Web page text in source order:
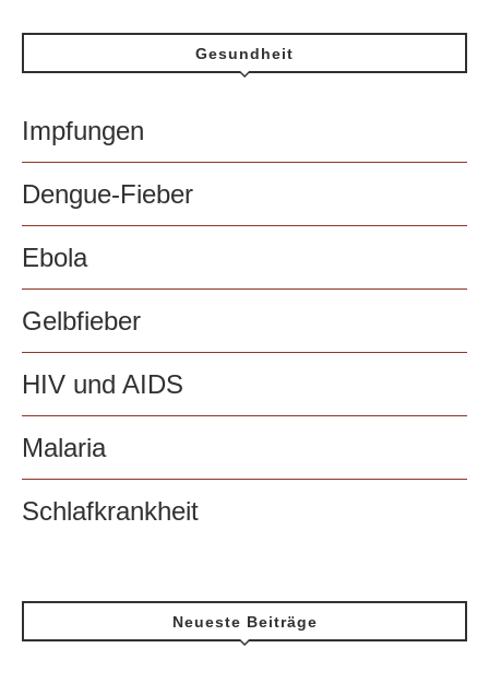
Gesundheit
Impfungen
Dengue-Fieber
Ebola
Gelbfieber
HIV und AIDS
Malaria
Schlafkrankheit
Neueste Beiträge